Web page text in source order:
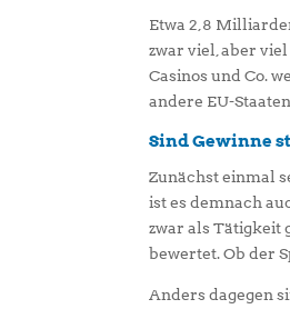
Etwa 2,8
zwar viel, aber
Casinos und Co.
andere EU-
Sind Gewinne
Zunächst einmal
ist es demnach
zwar als Tätigkeit
bewertet. Ob der
Anders dagegen